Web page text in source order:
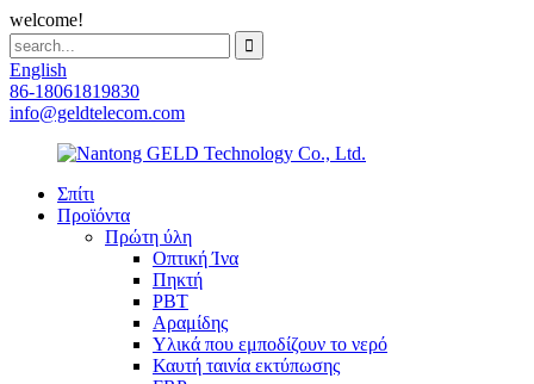
welcome!
English
86-18061819830
info@geldtelecom.com
Σπίτι
Προϊόντα
Πρώτη ύλη
Οπτική Ίνα
Πηκτή
PBT
Αραμίδης
Υλικά που εμποδίζουν το νερό
Καυτή ταινία εκτύπωσης